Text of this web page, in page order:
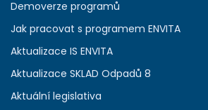
Demoverze programů
Jak pracovat s programem ENVITA
Aktualizace IS ENVITA
Aktualizace SKLAD Odpadů 8
Aktuální legislativa